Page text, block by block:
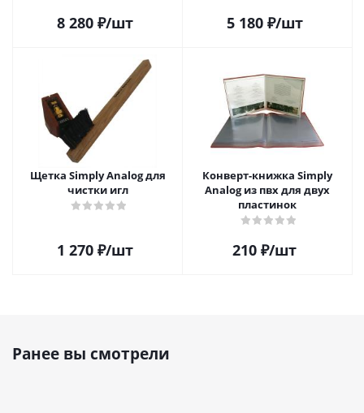
8 280₽/шт 5 180₽/шт
Щетка Simply Analog для
чистки игл
1 270₽/шт
Конверт-книжка Simply
Analog из пвх для двух
пластинок
210 ₽/шт
Ранее вы смотрели